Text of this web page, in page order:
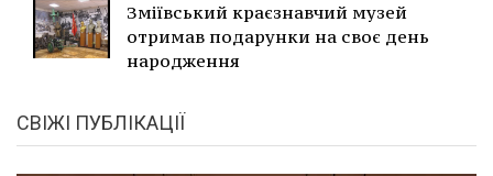
Зміївський краєзнавчий музей
отримав подарунки на своє день
народження
СВІЖІ ПУБЛІКАЦІЇ